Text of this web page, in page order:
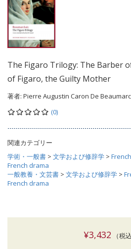
The Figaro Trilogy: The Barber
of Figaro, the Guilty Mother
著者: Pierre Augustin Caron De
(0)
関連カテゴリー
学術・一般書 > 文学および修辞学 >
French drama
一般教養・文芸書 > 文学および修辞学 >
French drama
¥3,432 （税